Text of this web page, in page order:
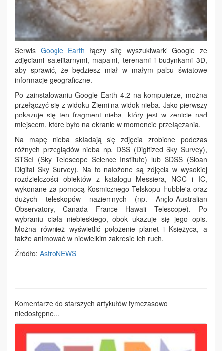
Serwis Google Earth łączy siłę wyszukiwarki Google ze
zdjęciami satelitarnymi, mapami, terenami i budynkami 3D,
aby sprawić, że będziesz miał w małym palcu światowe
informacje geograficzne.
Po zainstalowaniu Google Earth 4.2 na komputerze, można
przełączyć się z widoku Ziemi na widok nieba. Jako pierwszy
pokazuje się ten fragment nieba, który jest w zenicie nad
miejscem, które było na ekranie w momencie przełączania.
Na mapę nieba składają się zdjęcia zrobione podczas
różnych przeglądów nieba np. DSS (Digitized Sky Survey),
STScI (Sky Telescope Science Institute) lub SDSS (Sloan
Digital Sky Survey). Na to nałożone są zdjęcia w wysokiej
rozdzielczości obiektów z katalogu Messiera, NGC i IC,
wykonane za pomocą Kosmicznego Telskopu Hubble'a oraz
dużych teleskopów naziemnych (np. Anglo-Australian
Observatory, Canada France Hawaii Telescope). Po
wybraniu ciała niebieskiego, obok ukazuje się jego opis.
Można również wyświetlić położenie planet i Księżyca, a
także animować w niewielkim zakresie ich ruch.
Źródło: AstroNEWS
Komentarze do starszych artykułów tymczasowo
niedostępne...